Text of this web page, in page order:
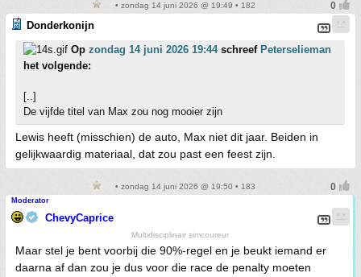
• zondag 14 juni 2026 @ 19:49 • 182
Donderkonijn
Op zondag 14 juni 2026 19:44schreef Peterselieman
het volgende:
[..]
De vijfde titel van Max zou nog mooier zijn
Lewis heeft (misschien) de auto, Max niet dit jaar. Beiden in
gelijkwaardig materiaal, dat zou past een feest zijn.
• zondag 14 juni 2026 @ 19:50 • 183
Moderator
ChevyCaprice
Multidisciplinair simcoureur
Maar stel je bent voorbij die 90%-regel en je beukt iemand er
daarna af dan zou je dus voor die race de penalty moeten